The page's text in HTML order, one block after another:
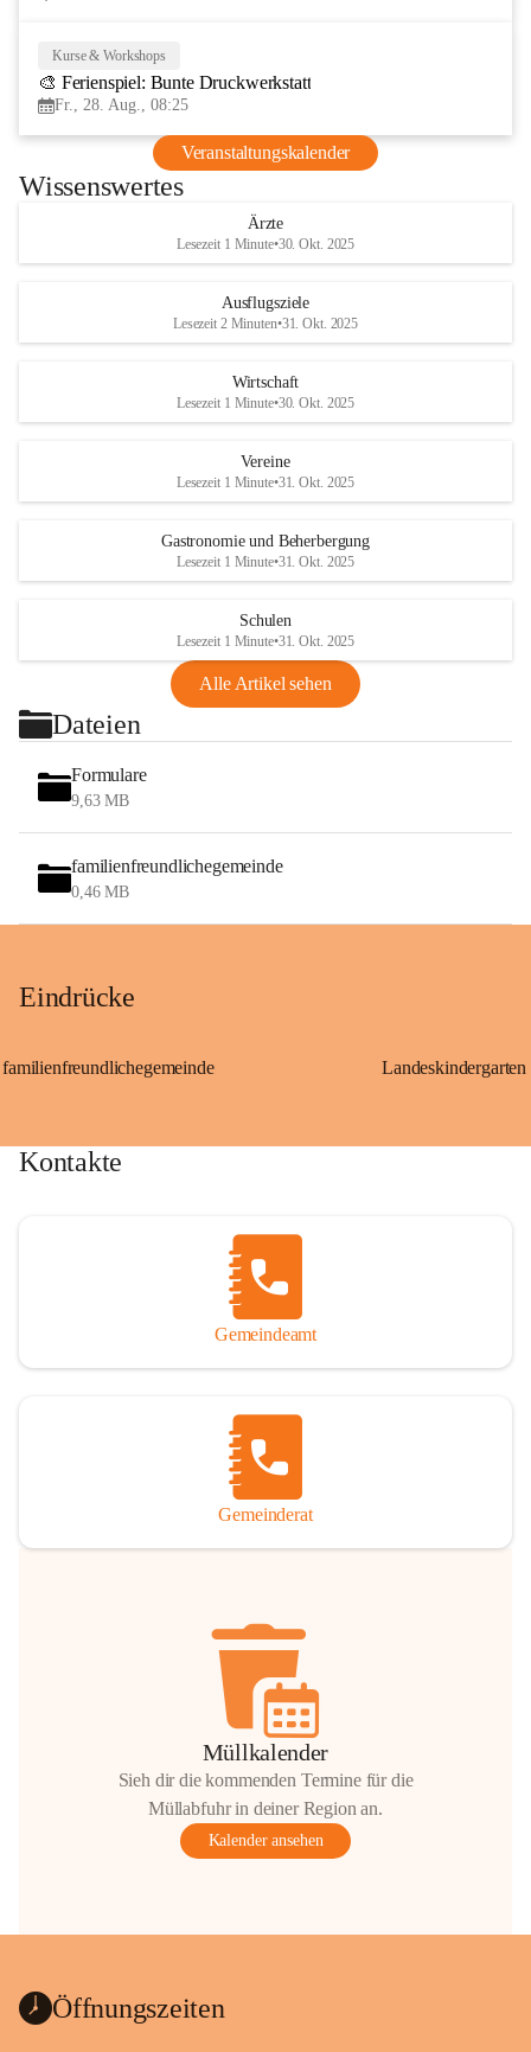
Kurse & Workshops
🎨 Ferienspiel: Bunte Druckwerkstatt
Fr., 28. Aug., 08:25
Veranstaltungskalender
Wissenswertes
Ärzte
Lesezeit 1 Minute•30. Okt. 2025
Ausflugsziele
Lesezeit 2 Minuten•31. Okt. 2025
Wirtschaft
Lesezeit 1 Minute•30. Okt. 2025
Vereine
Lesezeit 1 Minute•31. Okt. 2025
Gastronomie und Beherbergung
Lesezeit 1 Minute•31. Okt. 2025
Schulen
Lesezeit 1 Minute•31. Okt. 2025
Alle Artikel sehen
Dateien
Formulare
9,63 MB
familienfreundlichegemeinde
0,46 MB
Eindrücke
familienfreundlichegemeinde
Kontakte
Gemeindeamt
Gemeinderat
Müllkalender
Sieh dir die kommenden Termine für die
Müllabfuhr in deiner Region an.
Kalender ansehen
Öffnungszeiten